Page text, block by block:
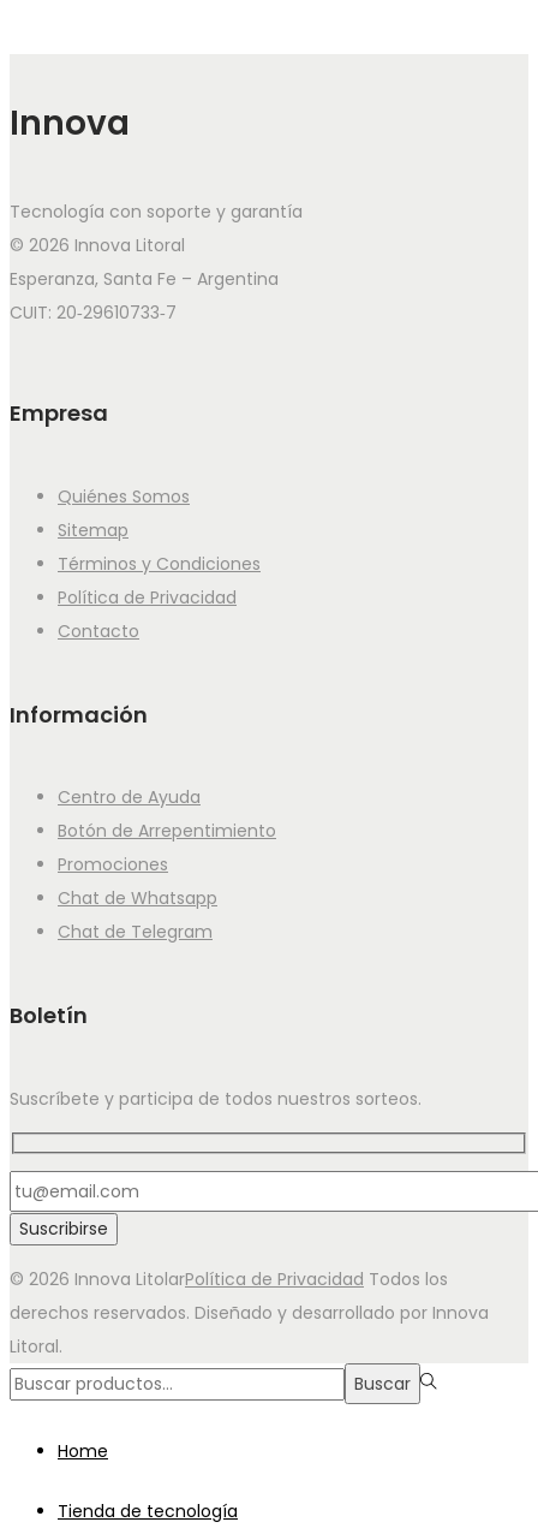
Innova
Tecnología con soporte y garantía
© 2026 Innova Litoral
Esperanza, Santa Fe – Argentina
CUIT: 20‑29610733‑7
Empresa
Quiénes Somos
Sitemap
Términos y Condiciones
Política de Privacidad
Contacto
Información
Centro de Ayuda
Botón de Arrepentimiento
Promociones
Chat de Whatsapp
Chat de Telegram
Boletín
Suscríbete y participa de todos nuestros sorteos.
© 2026 Innova LitolarPolítica de Privacidad Todos los
derechos reservados. Diseñado y desarrollado por Innova
Litoral.
Búsqueda
Buscar
Home
Tienda de tecnología